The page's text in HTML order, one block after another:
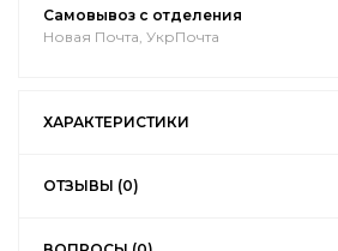
Самовывоз с отделения
Новая Почта, УкрПочта
ХАРАКТЕРИСТИКИ
ОТЗЫВЫ (0)